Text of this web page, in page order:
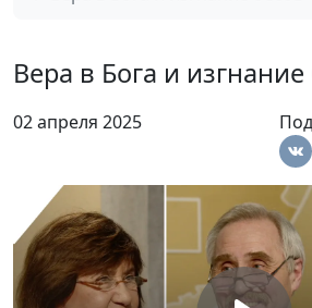
Вера в Бога и изгнание
02 апреля 2025
Елена
Может ли евангелие
Юлия
Елена
В чём преимущество
быть верующим?
Юлия
Кунцевич,